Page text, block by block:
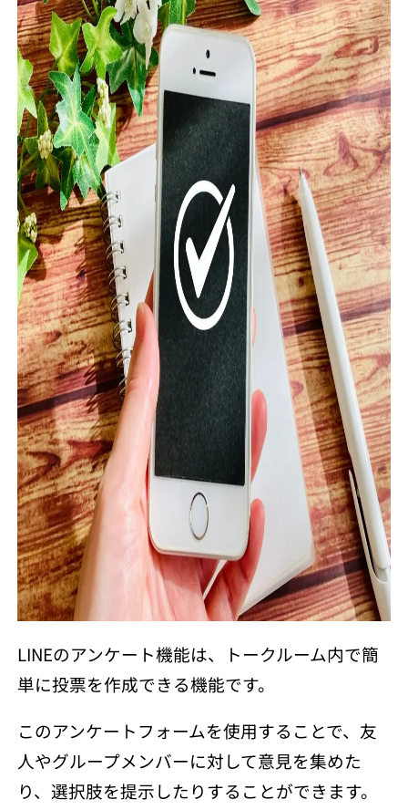
LINEのアンケート機能は、トークルーム内で簡
単に投票を作成できる機能です。
このアンケートフォームを使用することで、友
人やグループメンバーに対して意見を集めた
り、選択肢を提示したりすることができます。